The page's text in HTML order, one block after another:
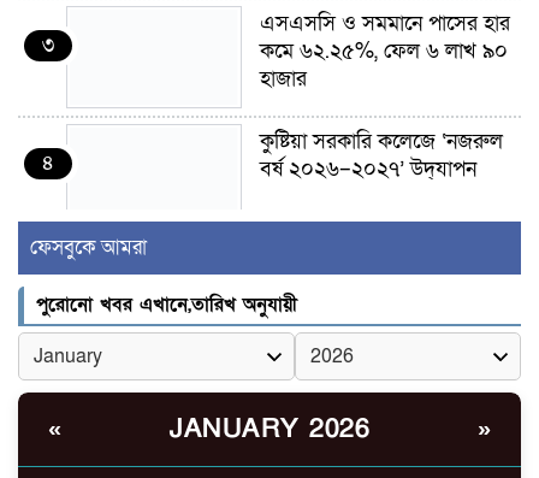
৩
এসএসসি ও সমমানে পাসের হার
কমে ৬২.২৫%, ফেল ৬ লাখ ৯০
হাজার
৪
কুষ্টিয়া সরকারি কলেজে ‘নজরুল
বর্ষ ২০২৬–২০২৭’ উদ্‌যাপন
৫
মিলছে না সার, ডিলারের দোকানে
সংকট—খুচরা বাজারে বাড়তি দাম
৬
গাংনীতে মাটি খুঁড়তেই মিলল ১০
চাঞ্চল্য
ফেসবুকে আমরা
পুরোনো খবর এখানে,তারিখ অনুযায়ী
« JANUARY 2026 »